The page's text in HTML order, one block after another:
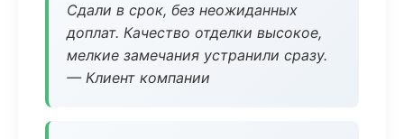
Сдали в срок, без неожиданных
доплат. Качество отделки высокое,
мелкие замечания устранили сразу.
— Клиент компании